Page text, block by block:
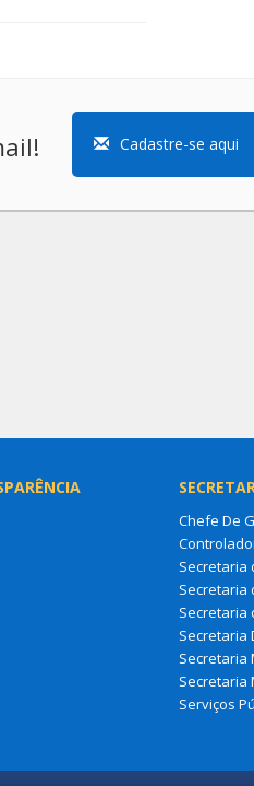
Cadastre-se aqui
Chefe De
Secretaria
Secretaria
Secretaria
Secretaria
Secretaria
Secretaria
Serviços